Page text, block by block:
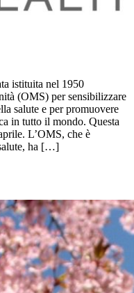
istituita nel 1950
(OMS) per sensibilizzare
salute e per promuovere
in tutto il mondo. Questa
L’OMS, che è
ha […]